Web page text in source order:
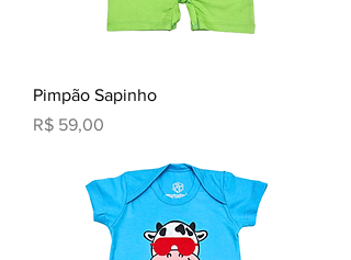
Pimpão Sapinho
Preço
R$ 59,00